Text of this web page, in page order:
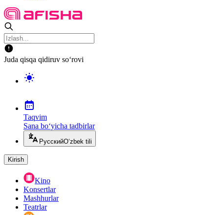
Juda qisqa qidiruv so‘rovi
Taqvim
Sana bo‘yicha tadbirlar
РусскийO‘zbek tili
Kirish
Kino
Konsertlar
Mashhurlar
Teatrlar